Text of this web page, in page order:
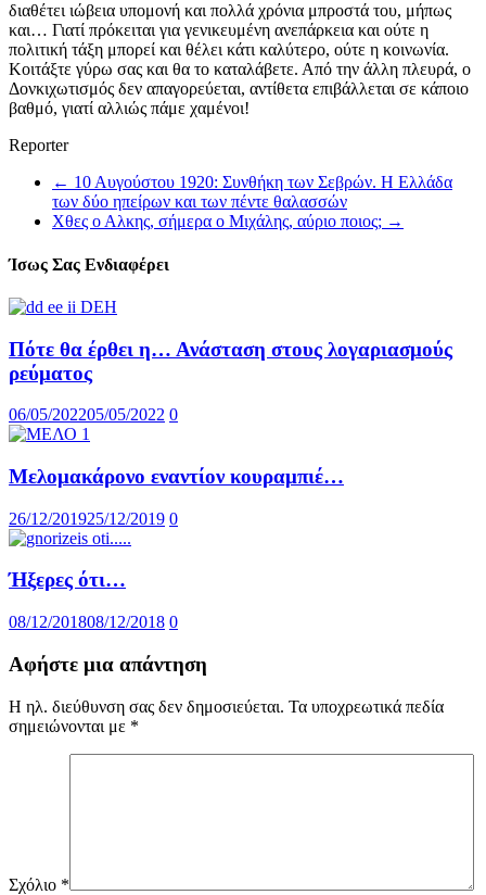
διαθέτει ιώβεια υπομονή και πολλά χρόνια μπροστά του, μήπως
και… Γιατί πρόκειται για γενικευμένη ανεπάρκεια και ούτε η
πολιτική τάξη μπορεί και θέλει κάτι καλύτερο, ούτε η κοινωνία.
Κοιτάξτε γύρω σας και θα το καταλάβετε. Από την άλλη πλευρά, ο
Δονκιχωτισμός δεν απαγορεύεται, αντίθετα επιβάλλεται σε κάποιο
βαθμό, γιατί αλλιώς πάμε χαμένοι!
Reporter
← 10 Αυγούστου 1920: Συνθήκη των Σεβρών. Η Ελλάδα
των δύο ηπείρων και των πέντε θαλασσών
Χθες ο Αλκης, σήμερα ο Μιχάλης, αύριο ποιος; →
Ίσως Σας Ενδιαφέρει
Πότε θα έρθει η… Ανάσταση στους λογαριασμούς
ρεύματος
06/05/202205/05/2022 0
Μελομακάρονο εναντίον κουραμπιέ…
26/12/201925/12/2019 0
Ήξερες ότι…
08/12/201808/12/2018 0
Αφήστε μια απάντηση
Η ηλ. διεύθυνση σας δεν δημοσιεύεται. Τα υποχρεωτικά πεδία
σημειώνονται με *
Σχόλιο *